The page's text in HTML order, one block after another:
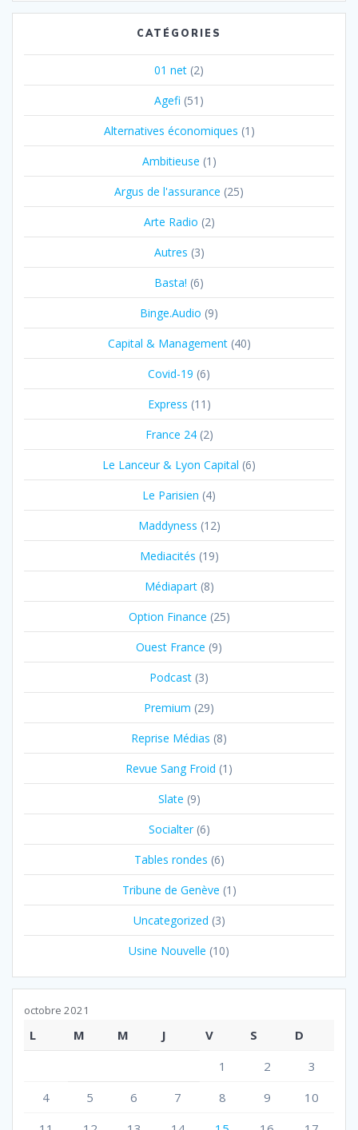
CATÉGORIES
01 net (2)
Agefi (51)
Alternatives économiques (1)
Ambitieuse (1)
Argus de l'assurance (25)
Arte Radio (2)
Autres (3)
Basta! (6)
Binge.Audio (9)
Capital & Management(40)
Covid-19 (6)
Express (11)
France 24(2)
Le Lanceur & Lyon Capital (6)
Le Parisien (4)
Maddyness (12)
Mediacités (19)
Médiapart(8)
Option Finance (25)
Ouest France (9)
Podcast (3)
Premium (29)
Reprise Médias (8)
Revue Sang Froid (1)
Slate (9)
Socialter(6)
Tables rondes (6)
Tribune de Genève (1)
Uncategorized (3)
Usine Nouvelle (10)
octobre 2021
L M M J V S
D
1
2
3
4
5 6 7 8 9
10